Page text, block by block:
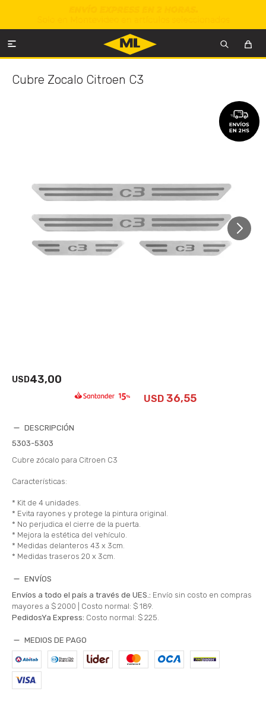

Cubre Zocalo Citroen C3
USD43,00
USD 36,55
DESCRIPCIÓN
5303-5303
Cubre zócalo para Citroen C3
Características:
* Kit de 4 unidades.
* Evita rayones y protege la pintura original.
* No perjudica el cierre de la puerta.
* Mejora la estética del vehículo.
* Medidas delanteros 43 x 3cm.
* Medidas traseros 20 x 3cm.
ENVÍOS
Envíos a todo el país a través de UES.: Envío sin costo en compras
mayores a $ 2000 | Costo normal: $ 189.
PedidosYa Express: Costo normal: $ 225.
MEDIOS DE PAGO